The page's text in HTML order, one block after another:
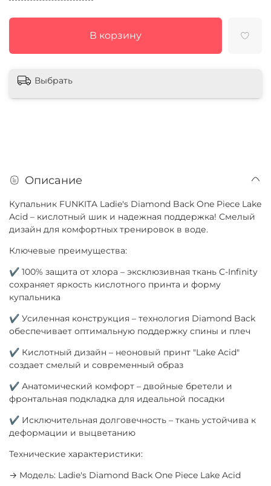
В корзину
Выбрать
Описание
Купальник FUNKITA Ladie's Diamond Back One Piece Lake
Acid – кислотный шик и надежная поддержка! Смелый
дизайн для комфортных тренировок в воде.
Ключевые преимущества:
✔ 100% защита от хлора – эксклюзивная ткань C-Infinity
сохраняет яркость кислотного принта и форму
купальника
✔ Усиленная конструкция – технология Diamond Back
обеспечивает оптимальную поддержку спины и плеч
✔ Кислотный дизайн – неоновый принт "Lake Acid"
создает смелый и современный образ
✔ Анатомический комфорт – двойные бретели и
фронтальная подкладка для идеальной посадки
✔ Исключительная долговечность – ткань устойчива к
деформации и выцветанию
Технические характеристики:
→ Модель: Ladie's Diamond Back One Piece Lake Acid